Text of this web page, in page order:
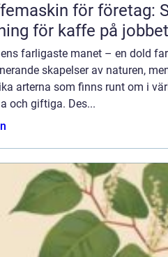
för företag:
för kaffe på jobbet
farligaste manet – en dold
skapelser av naturen,
arterna som finns runt om i
och giftiga. Des...